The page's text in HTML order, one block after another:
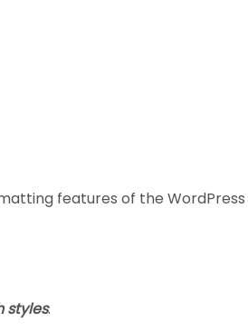
features of the WordPress
styles.